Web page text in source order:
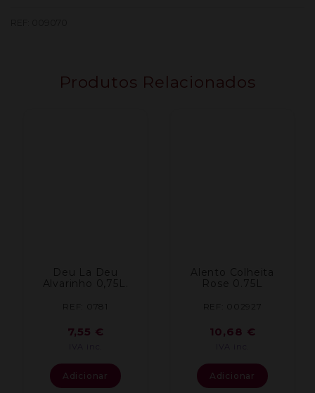
Produtos Relacionados
Deu La Deu
Alvarinho 0,75L.
REF: 0781
7,55 €
Adicionar
Alento Colheita
Rose 0.75L
REF: 002927
10,68 €
Adicionar